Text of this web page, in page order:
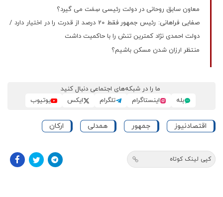
معاون سابق روحانی در دولت رئیسی سِمَت می گیرد؟
صفایی فراهانی: رئیس جمهور فقط 20 درصد از قدرت را در اختیار دارد /
دولت احمدی نژاد کمترین تنش را با حاکمیت داشت
منتظر ارزان شدن مسکن باشیم؟
ما را در شبکه‌های اجتماعی دنبال کنید
بله
اینستاگرام تلگرام ایکس یوتیوب
اقتصادنیوز جمهور همدلی ارکان
کپی لینک کوتاه